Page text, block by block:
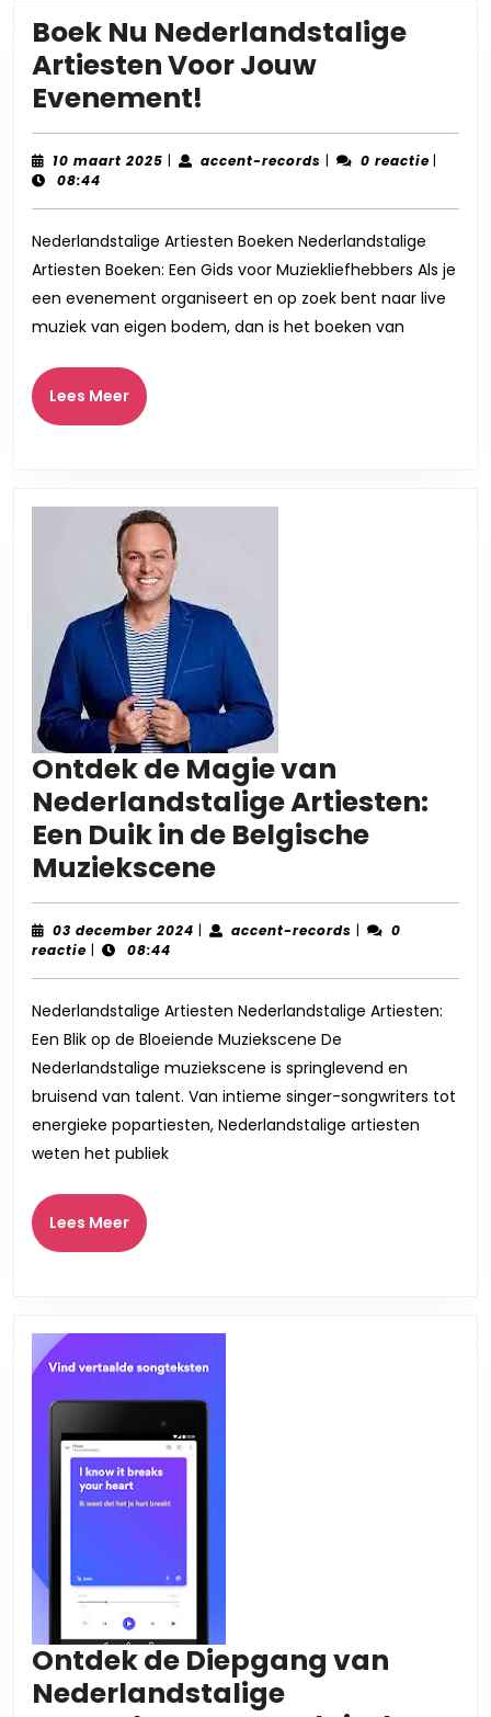
Boek Nu Nederlandstalige
Artiesten Voor Jouw
Evenement!
Nu
Nederlandstalige
Voor
Jouw
Evenement!
10 maart 2025 10| accent-records accent-
| 0 reactie |
08:44
Nederlandstalige Artiesten Boeken Nederlandstalige
Artiesten Boeken: Een Gids voor Muziekliefhebbers Als je
een evenement organiseert en op zoek bent naar live
muziek van eigen bodem, dan is het boeken van
Lees MeerLees
Meer
Ontdek de Magie van
Nederlandstalige Artiesten:
Een Duik in de Belgische
MuzieksceneOntdek
de
Magie
Nederlandstalige
Artiesten:
Een
Duik
in
03 december 2024 03
| accent-records accent-
|
0
reactie | 08:44
Nederlandstalige Artiesten Nederlandstalige Artiesten:
Een Blik op de Bloeiende Muziekscene De
Nederlandstalige muziekscene is springlevend en
bruisend van talent. Van intieme singer-songwriters tot
energieke popartiesten, Nederlandstalige artiesten
weten het publiek
Lees MeerLees
Meer
Ontdek de Diepgang van
Nederlandstalige